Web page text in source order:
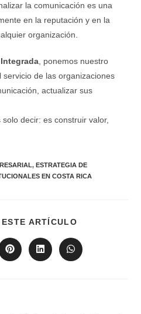
la comunicación es una
en la reputación y en la
organización.
, ponemos nuestro
de las organizaciones
actualizar sus
decir: es construir valor,
, ESTRATEGIA DE
EN COSTA RICA
ARTÍCULO